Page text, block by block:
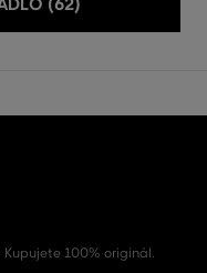
100% originál.